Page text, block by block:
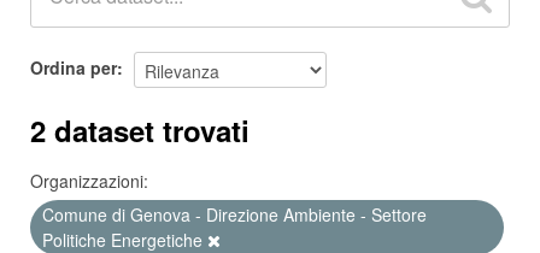
Ordina per
2 dataset trovati
Organizzazioni:
Comune di Genova - Direzione Ambiente - Settore
Politiche Energetiche